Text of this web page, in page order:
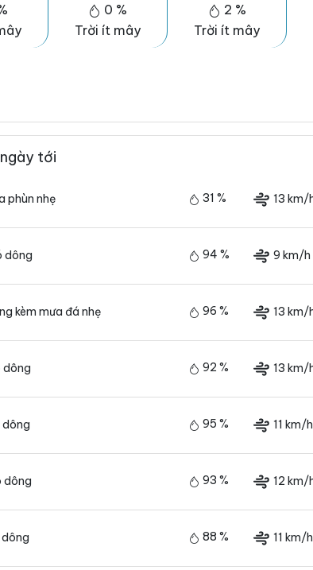
0 %
Trời ít mây
2 %
Trời ít mây
tới
phùn nhẹ 31 % 13 km/
dông 94 % 9 km/h
kèm mưa đá nhẹ 96 % 13 km/
dông 92 % 13 km/
dông 95 % 11 km/h
dông 93 % 12 km/
88 % 11 km/h